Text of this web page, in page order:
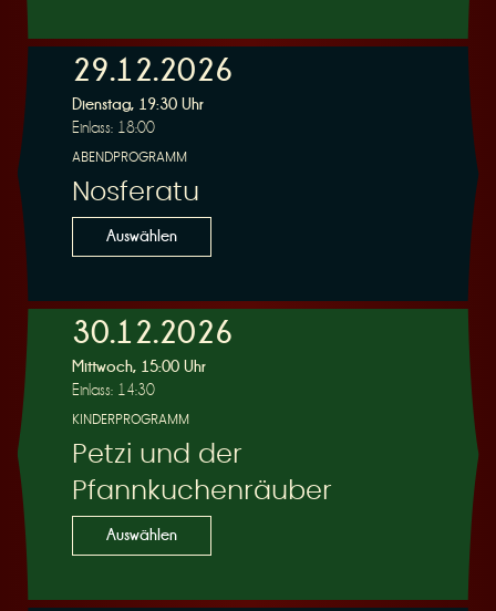
29.12.2026
Dienstag, 19:30 Uhr
Einlass: 18:00
ABENDPROGRAMM
Nosferatu
Auswählen
30.12.2026
Mittwoch, 15:00 Uhr
Einlass: 14:30
KINDERPROGRAMM
Petzi und der
Pfannkuchenräuber
Auswählen